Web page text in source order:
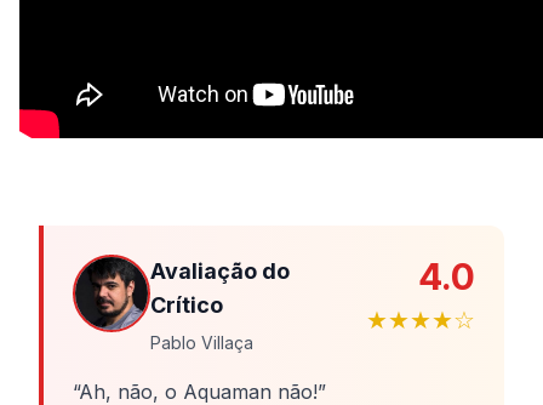
Avaliação do
Crítico
Pablo Villaça
4.0
★★★★☆
“Ah, não, o Aquaman não!”